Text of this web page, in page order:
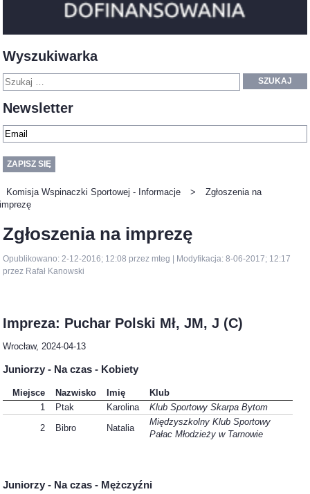
Wyszukiwarka
SZUKAJ
Newsletter
Komisja Wspinaczki Sportowej - Informacje >
Zgłoszenia na
imprezę
Zgłoszenia na imprezę
Opublikowano: 2-12-2016; 12:08 przez mteg | Modyfikacja: 8-06-2017; 12:17
przez Rafał Kanowski
Impreza: Puchar Polski Mł, JM, J (C)
Wrocław, 2024-04-13
Juniorzy - Na czas - Kobiety
Miejsce Nazwisko Imię
Klub
1
Ptak Karolina
Klub Sportowy Skarpa Bytom
2
Bibro Natalia
Międzyszkolny Klub Sportowy
Pałac Młodzieży w Tarnowie
Juniorzy - Na czas - Mężczyźni